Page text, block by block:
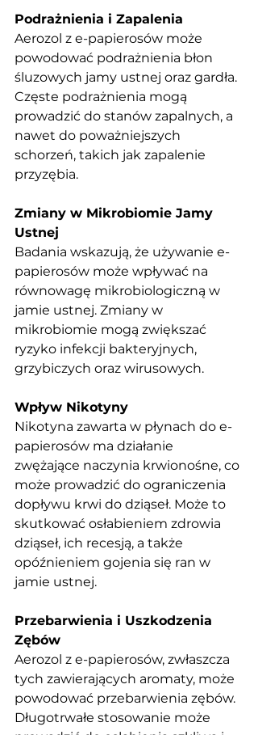
Podrażnienia i Zapalenia
Aerozol z e-papierosów może
powodować podrażnienia błon
śluzowych jamy ustnej oraz gardła.
Częste podrażnienia mogą
prowadzić do stanów zapalnych, a
nawet do poważniejszych
schorzeń, takich jak zapalenie
przyzębia.
Zmiany w Mikrobiomie Jamy
Ustnej
Badania wskazują, że używanie e-
papierosów może wpływać na
równowagę mikrobiologiczną w
jamie ustnej. Zmiany w
mikrobiomie mogą zwiększać
ryzyko infekcji bakteryjnych,
grzybiczych oraz wirusowych.
Wpływ Nikotyny
Nikotyna zawarta w płynach do e-
papierosów ma działanie
zwężające naczynia krwionośne, co
może prowadzić do ograniczenia
dopływu krwi do dziąseł. Może to
skutkować osłabieniem zdrowia
dziąseł, ich recesją, a także
opóźnieniem gojenia się ran w
jamie ustnej.
Przebarwienia i Uszkodzenia
Zębów
Aerozol z e-papierosów, zwłaszcza
tych zawierających aromaty, może
powodować przebarwienia zębów.
Długotrwałe stosowanie może